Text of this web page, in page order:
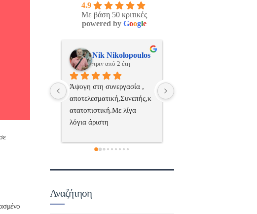
4.9
Με βάση 50 κριτικές
powered by Google
,πάντα με
και την
ManosBX
πριν από 2 έτη
Επαγγελματίας  Άψογη
συνεργασία
Αναζήτηση